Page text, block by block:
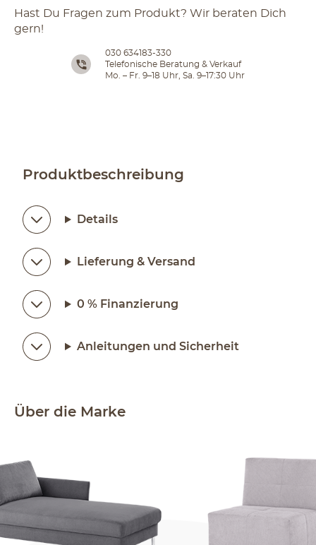
Hast Du Fragen zum Produkt? Wir beraten Dich
gern!
030 634183-330
Telefonische Beratung & Verkauf
Mo. – Fr. 9–18 Uhr, Sa. 9–17:30 Uhr
Produktbeschreibung
Details
Lieferung & Versand
0 % Finanzierung
Anleitungen und Sicherheit
Über die Marke